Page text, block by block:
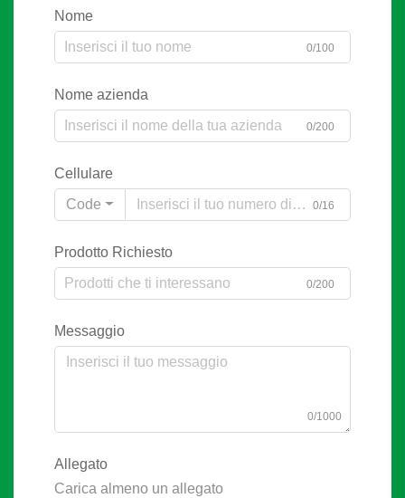
Nome
0/100
Nome azienda
0/200
Cellulare
Code
0/16
Prodotto Richiesto
0/200
Messaggio
0/1000
Allegato
Carica almeno un allegato